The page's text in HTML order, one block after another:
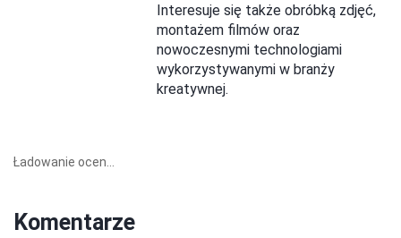
Interesuje się także obróbką zdjęć,
montażem filmów oraz
nowoczesnymi technologiami
wykorzystywanymi w branży
kreatywnej.
Ładowanie ocen...
Komentarze